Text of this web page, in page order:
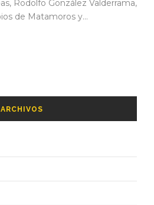
Rodolfo González Valderrama,
de Matamoros y...
ARCHIVOS